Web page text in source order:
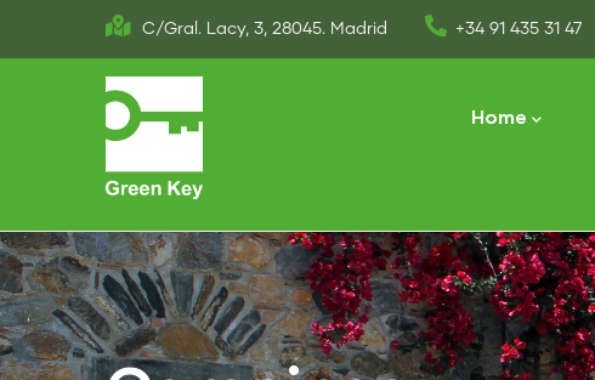
to
C/Gral. Lacy, 3, 28045. Madrid +34 91 435 31 47
navigation
Home